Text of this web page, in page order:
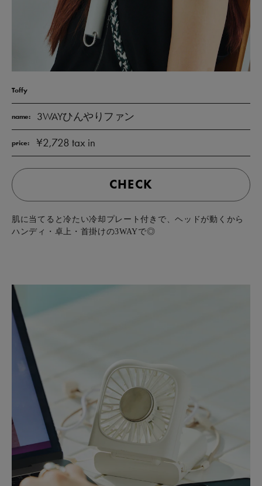
Toffy
name: 3WAYひんやりファン
price: ¥2,728 tax in
CHECK
肌に当てると冷たい冷却プレート付きで、ヘッドが動くから
ハンディ・卓上・首掛けの3WAYで◎